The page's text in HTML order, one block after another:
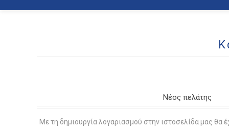
Νέος πελάτης
Με τη δημιουργία λογαριασμού στην ιστοσελίδα μας θα